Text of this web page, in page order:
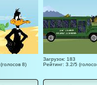
8)
Загрузок: 183
Рейтинг: 3.2/5